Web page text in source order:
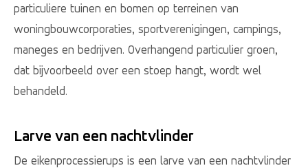
particuliere tuinen en bomen op terreinen van
woningbouwcorporaties, sportverenigingen, campings,
maneges en bedrijven. Overhangend particulier groen,
dat bijvoorbeeld over een stoep hangt, wordt wel
behandeld.
Larve van een nachtvlinder
De eikenprocessierups is een larve van een nachtvlinder